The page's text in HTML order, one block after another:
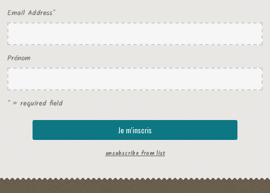
Email Address*
Prénom
* = required field
unsubscribe from list